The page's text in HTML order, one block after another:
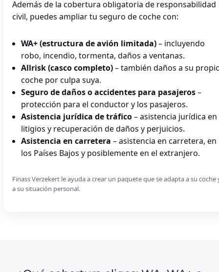
Además de la cobertura obligatoria de responsabilidad
civil, puedes ampliar tu seguro de coche con:
WA+ (estructura de avión limitada)– incluyendo
robo, incendio, tormenta, daños a ventanas.
Allrisk (casco completo)– también daños a su
coche por culpa suya.
Seguro de daños o accidentes para pasajeros–
protección para el conductor y los pasajeros.
Asistencia jurídica de tráfico– asistencia jurídica en
litigios y recuperación de daños y perjuicios.
Asistencia en carretera – asistencia en carretera, en
los Países Bajos y posiblemente en el extranjero.
Finass Verzekert le ayuda a crear un paquete que se adapta a su coche
a su situación personal.